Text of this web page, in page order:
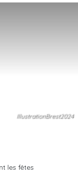
IllustrationBrest2024
les fêtes